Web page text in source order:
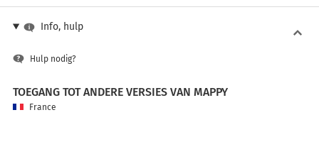
Info, hulp
Hulp nodig?
TOEGANG TOT ANDERE VERSIES VAN MAPPY
France